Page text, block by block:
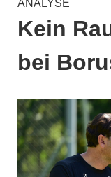
ANALYSE
Kein
bei